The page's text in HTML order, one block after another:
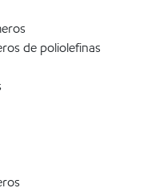
de poliolefinas